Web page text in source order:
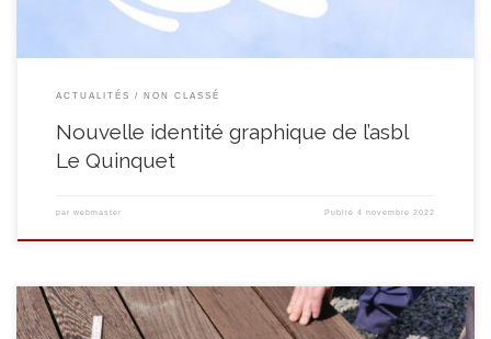
ACTUALITÉS NON CLASSÉ
Nouvelle identité graphique de l’asbl
Le Quinquet
par webmaster Publié4 novembre 2022